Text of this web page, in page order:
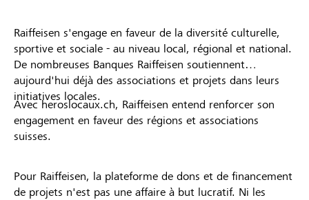
Raiffeisen s'engage en faveur de la diversité culturelle,
sportive et sociale - au niveau local, régional et national.
De nombreuses Banques Raiffeisen soutiennent
aujourd'hui déjà des associations et projets dans leurs
initiatives locales.
Avec heroslocaux.ch, Raiffeisen entend renforcer son
engagement en faveur des régions et associations
suisses.
Pour Raiffeisen, la plateforme de dons et de financement
de projets n'est pas une affaire à but lucratif. Ni les